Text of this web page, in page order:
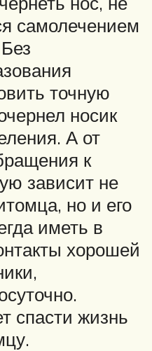
самолечением
точную
носик
А от
к
зависит не
но и его
иметь в
хорошей
спасти жизнь